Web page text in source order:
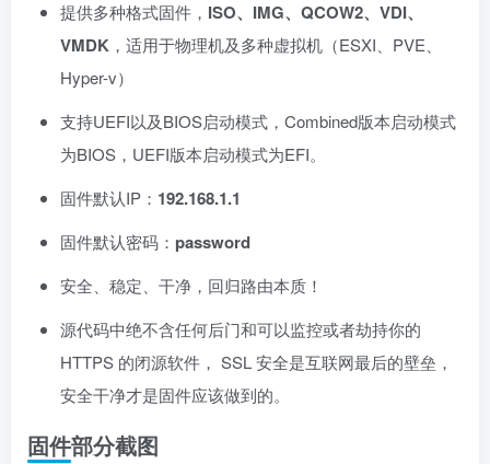
提供多种格式固件， ISO、IMG、QCOW2、VDI、
VMDK ，适用于物理机及多种虚拟机（ESXI、PVE、
Hyper-v）
支持UEFI以及BIOS启动模式，Combined版本启动模式
为BIOS，UEFI版本启动模式为EFI。
固件默认IP： 192.168.1.1
固件默认密码： password
安全、稳定、干净，回归路由本质！
源代码中绝不含任何后门和可以监控或者劫持你的
HTTPS 的闭源软件， SSL 安全是互联网最后的壁垒，
安全干净才是固件应该做到的。
固件部分截图